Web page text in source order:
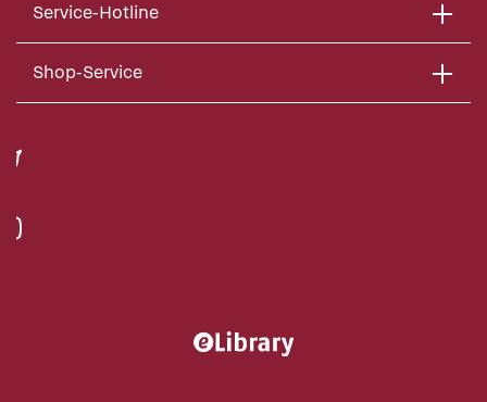
Service-Hotline
Shop-Service